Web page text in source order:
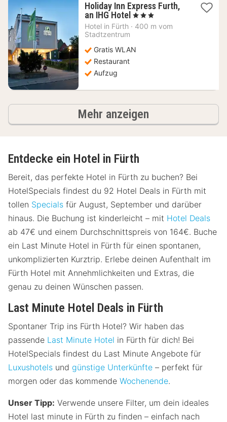
Holiday Inn Express Furth,
an IHG Hotel 1
Nacht
€
, 3 Sterne
Hotel in Fürth · 400 m vom
Stadtzentrum
Gratis WLAN
Restaurant
Aufzug
Mehr anzeigen
Entdecke ein Hotel in Fürth
Bereit, das perfekte Hotel in Fürth zu buchen? Bei
HotelSpecials findest du 92 Hotel Deals in Fürth mit
tollen Specials für August, September und darüber
hinaus. Die Buchung ist kinderleicht – mit Hotel Deals
ab 47€ und einem Durchschnittspreis von 164€. Buche
ein Last Minute Hotel in Fürth für einen spontanen,
unkomplizierten Kurztrip. Erlebe deinen Aufenthalt im
Fürth Hotel mit Annehmlichkeiten und Extras, die
genau zu deinen Wünschen passen.
Last Minute Hotel Deals in Fürth
Spontaner Trip ins Fürth Hotel? Wir haben das
passende Last Minute Hotel in Fürth für dich! Bei
HotelSpecials findest du Last Minute Angebote für
Luxushotels und günstige Unterkünfte – perfekt für
morgen oder das kommende Wochenende.
Unser Tipp: Verwende unsere Filter, um dein ideales
Hotel last minute in Fürth zu finden – einfach nach